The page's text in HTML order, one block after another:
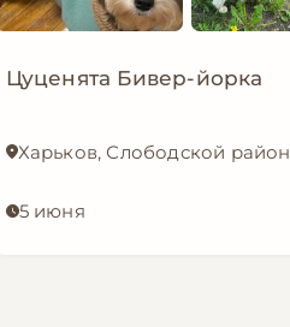
Цуценята Бивер-йорка
Харьков, Слободской район
5 июня